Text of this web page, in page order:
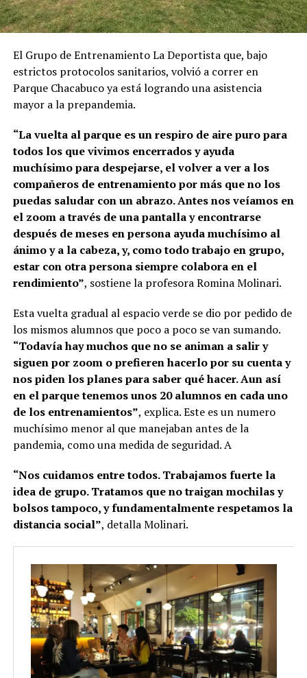
El Grupo de Entrenamiento La Deportista que, bajo
estrictos protocolos sanitarios, volvió a correr en
Parque Chacabuco ya está logrando una asistencia
mayor a la prepandemia.
“La vuelta al parque es un respiro de aire puro para
todos los que vivimos encerrados y ayuda
muchísimo para despejarse, el volver a ver a los
compañeros de entrenamiento por más que no los
puedas saludar con un abrazo. Antes nos veíamos en
el zoom a través de una pantalla y encontrarse
después de meses en persona ayuda muchísimo al
ánimo y a la cabeza, y, como todo trabajo en grupo,
estar con otra persona siempre colabora en el
rendimiento”, sostiene la profesora Romina Molinari.
Esta vuelta gradual al espacio verde se dio por pedido de
los mismos alumnos que poco a poco se van sumando.
“Todavía hay muchos que no se animan a salir y
siguen por zoom o prefieren hacerlo por su cuenta y
nos piden los planes para saber qué hacer. Aun así
en el parque tenemos unos 20 alumnos en cada uno
de los entrenamientos”, explica. Este es un numero
muchísimo menor al que manejaban antes de la
pandemia, como una medida de seguridad. A
“Nos cuidamos entre todos. Trabajamos fuerte la
idea de grupo. Tratamos que no traigan mochilas y
bolsos tampoco, y fundamentalmente respetamos la
distancia social”, detalla Molinari.